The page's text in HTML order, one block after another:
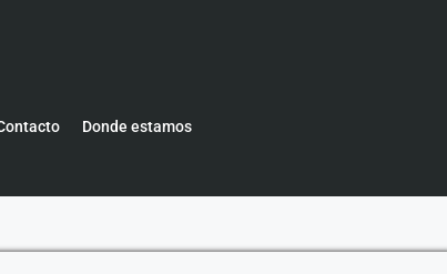
Donde estamos